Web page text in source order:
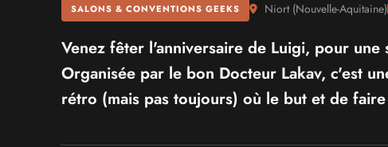
SALONS & CONVENTIONS GEEKS Niort(Nouvelle-Aquitaine)
Venez fêter l'anniversaire de Luigi, pour
Organisée par le bon Docteur Lakav, c'est
rétro (mais pas toujours) où le but et de